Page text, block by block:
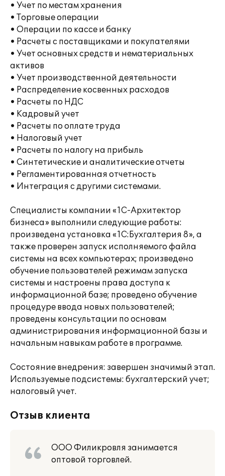
• Учет по местам хранения
• Торговые операции
• Операции по кассе и банку
• Расчеты с поставщиками и покупателями
• Учет основных средств и нематериальных
активов
• Учет производственной деятельности
• Распределение косвенных расходов
• Расчеты по НДС
• Кадровый учет
• Расчеты по оплате труда
• Налоговый учет
• Расчеты по налогу на прибыль
• Синтетические и аналитические отчеты
• Регламентированная отчетность
• Интеграция с другими системами.
Специалисты компании «1С-Архитектор
бизнеса» выполнили следующие работы:
произведена установка «1С:Бухгалтерия 8», а
также проверен запуск исполняемого файла
системы на всех компьютерах; произведено
обучение пользователей режимам запуска
системы и настроены права доступа к
информационной базе; проведено обучение
процедуре ввода новых пользователей;
проведены консультации по основам
администрирования информационной базы и
начальным навыкам работе в программе.
Состояние внедрения: завершен значимый этап.
Используемые подсистемы: бухгалтерский учет;
налоговый учет.
Отзыв клиента
ООО Филикровля занимается
оптовой торговлей.